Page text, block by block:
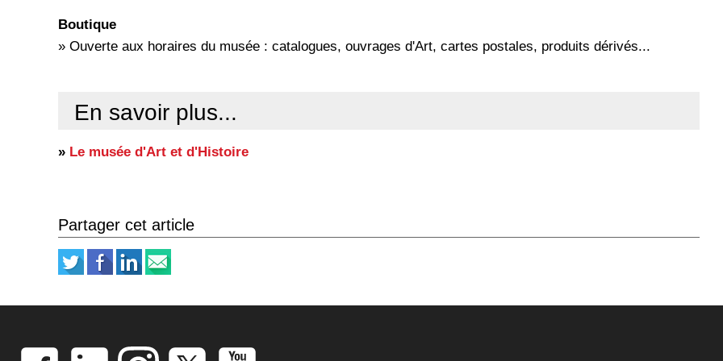
Boutique
» Ouverte aux horaires du musée : catalogues, ouvrages d'Art, cartes postales, produits dérivés...
En savoir plus...
» Le musée d'Art et d'Histoire
Partager cet article